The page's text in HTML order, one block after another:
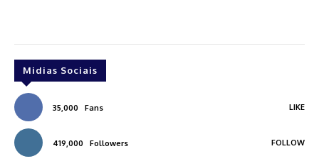
Midias Sociais
35,000 Fans LIKE
419,000 Followers FOLLOW